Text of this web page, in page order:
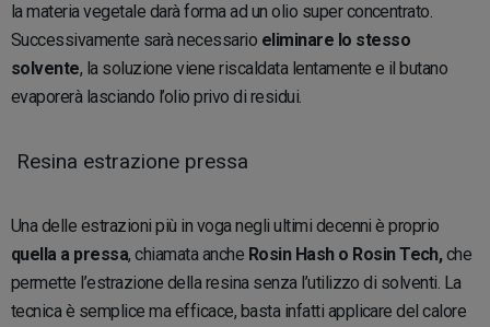
la materia vegetale darà forma ad un olio super concentrato.
Successivamente sarà necessario eliminare lo stesso
solvente, la soluzione viene riscaldata lentamente e il butano
evaporerà lasciando l’olio privo di residui.
Resina estrazione pressa
Una delle estrazioni più in voga negli ultimi decenni è proprio
quella a pressa, chiamata anche Rosin Hash o Rosin Tech,che
permette l’estrazione della resina senza l’utilizzo di solventi. La
tecnica è semplice ma efficace, basta infatti applicare del calore